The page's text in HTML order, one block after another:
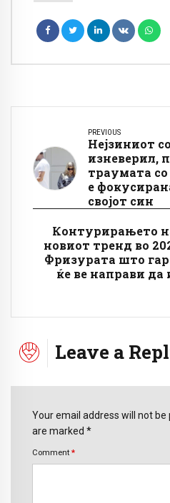
PREVIOUS
Нејзиниот
изневерил,
траумата со
е
својот син
Контурирањето
новиот тренд во
Фризурата што
ќе ве направи да
Leave a
Your email address will not be
are marked *
Comment *